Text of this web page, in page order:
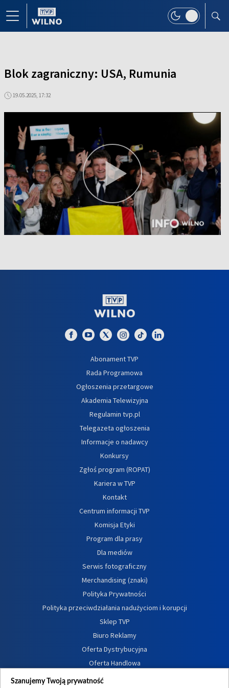
Blok zagraniczny: USA, Rumunia
19.05.2025, 17:32
Abonament TVP
Rada Programowa
Ogłoszenia przetargowe
Akademia Telewizyjna
Regulamin tvp.pl
Telegazeta ogłoszenia
Informacje o nadawcy
Konkursy
Zgłoś program (ROPAT)
Kariera w TVP
Kontakt
Centrum informacji TVP
Komisja Etyki
Program dla prasy
Dla mediów
Serwis fotograficzny
Merchandising (znaki)
Polityka Prywatności
Polityka przeciwdziałania nadużyciom i korupcji
Sklep TVP
Biuro Reklamy
Oferta Dystrybucyjna
Oferta Handlowa
Dostępność
Szanujemy Twoją prywatność